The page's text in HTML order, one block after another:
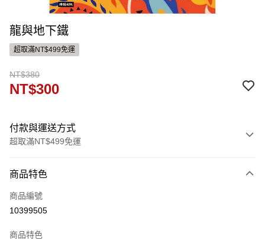
龍與地下鐵
超取滿NT$499免運
NT$380
NT$300
付款與運送方式
超取滿NT$499免運
信用卡一次付款
運送方式
付款後全家取貨
商品特色
商品編號
10399505
商品特色